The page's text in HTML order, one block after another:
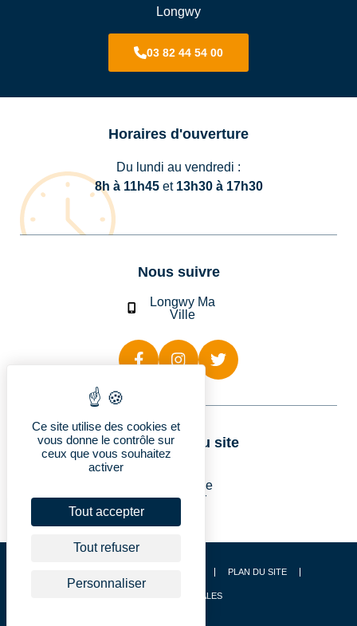
Longwy
03 82 44 54 00
Horaires d'ouverture
Du lundi au vendredi :
8h à 11h45et 13h30 à 17h30
Nous suivre
Longwy Ma
Ville
Rubriques du site
Vie pratique
Découvrir
PLAN DU SITE
MENTIONS LÉGALES
Ce site utilise des cookies et
vous donne le contrôle sur
ceux que vous souhaitez
activer
Tout accepter
Tout refuser
Personnaliser